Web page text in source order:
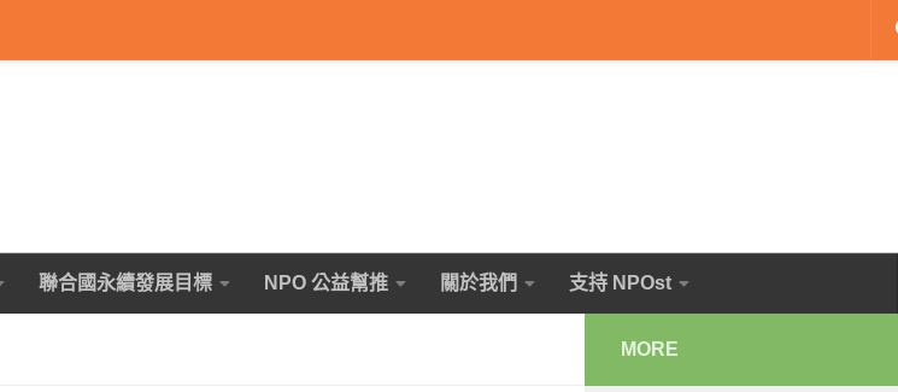
聯合國永續發展目標 NPO 公益幫推 關於我們 支持 NPOst
MORE